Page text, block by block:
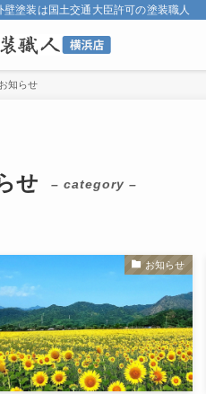
壁塗装は国土交通大臣許可の塗装職人
お知らせ
せ – category –
お知らせ